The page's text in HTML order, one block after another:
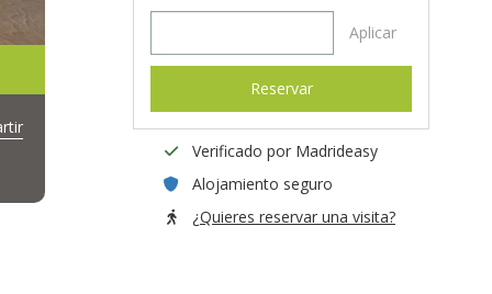
Aplicar
Reservar
Verificado por Madrideasy
Alojamiento seguro
¿Quieres reservar una visita?